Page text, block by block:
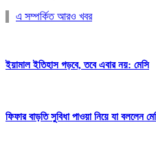
এ সম্পর্কিত আরও খবর
ইয়ামাল ইতিহাস গড়বে, তবে এবার নয়: মেসি
ফিফার বাড়তি সুবিধা পাওয়া নিয়ে যা বললেন